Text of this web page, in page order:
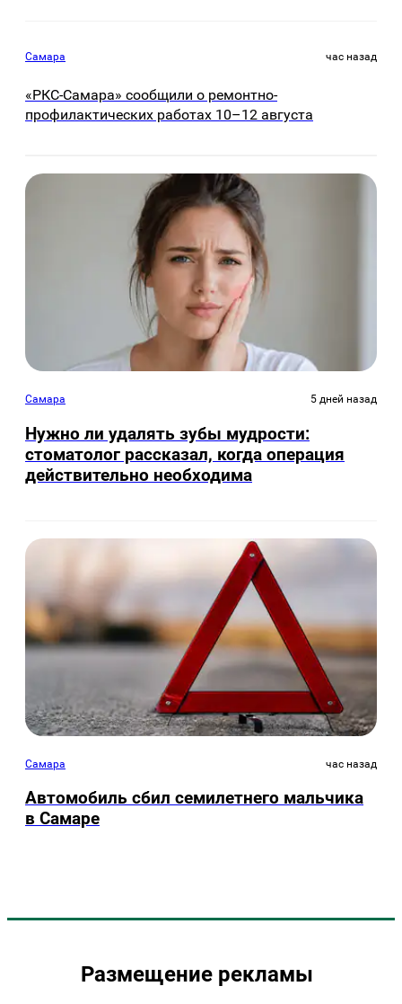
Самара час назад
«РКС-Самара» сообщили о ремонтно-
профилактических работах 10–12 августа
Самара 5 дней назад
Нужно ли удалять зубы мудрости:
стоматолог рассказал, когда операция
действительно необходима
Самара час назад
Автомобиль сбил семилетнего мальчика
в Самаре
Размещение рекламы